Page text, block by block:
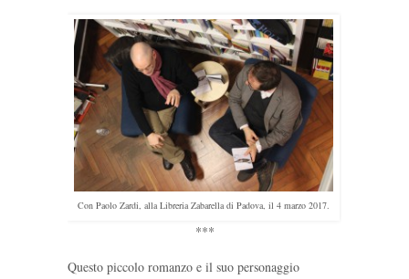
Con Paolo Zardi, alla Libreria Zabarella di Padova, il 4 marzo 2017.
***
Questo piccolo romanzo e il suo personaggio